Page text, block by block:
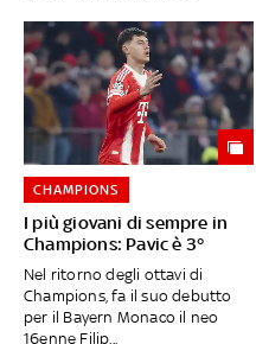
I più giovani di sempre in
Champions: Pavic è 3°
CHAMPIONS
Nel ritorno degli ottavi di
Champions, fa il suo debutto
per il Bayern Monaco il neo
16enne Filip...